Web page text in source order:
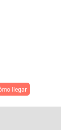
llegar